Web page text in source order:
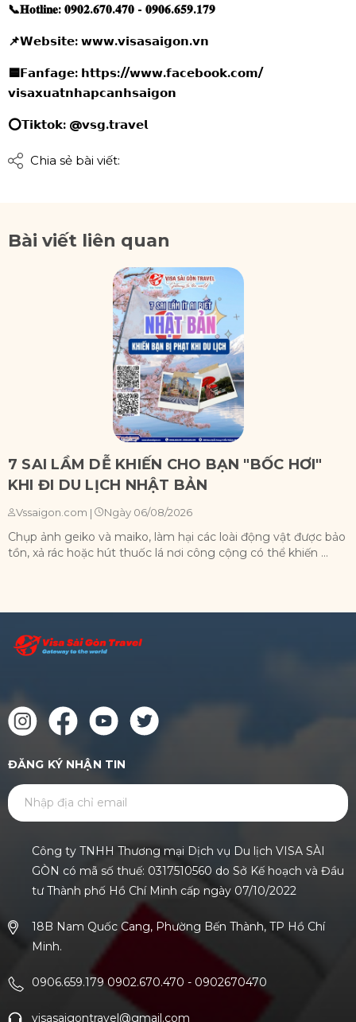
📞𝐇𝐨𝐭𝐥𝐢𝐧𝐞: 𝟎𝟗𝟎𝟐.𝟔𝟕𝟎.𝟒𝟕𝟎 - 𝟎𝟗𝟎𝟔.𝟔𝟓𝟗.𝟏𝟕𝟗
📌𝗪𝗲𝗯𝘀𝗶𝘁𝗲: 𝘄𝘄𝘄.𝘃𝗶𝘀𝗮𝘀𝗮𝗶𝗴𝗼𝗻.𝘃𝗻
🟦𝗙𝗮𝗻𝗳𝗮𝗴𝗲: 𝗵𝘁𝘁𝗽𝘀://𝘄𝘄𝘄.𝗳𝗮𝗰𝗲𝗯𝗼𝗼𝗸.𝗰𝗼𝗺/
𝘃𝗶𝘀𝗮𝘅𝘂𝗮𝘁𝗻𝗵𝗮𝗽𝗰𝗮𝗻𝗵𝘀𝗮𝗶𝗴𝗼𝗻
⭕𝗧𝗶𝗸𝘁𝗼𝗸: @𝘃𝘀𝗴.𝘁𝗿𝗮𝘃𝗲𝗹
Chia sẻ bài viết:
Bài viết liên quan
7 SAI LẦM DỄ KHIẾN CHO BẠN "BỐC HƠI"
KHI ĐI DU LỊCH NHẬT BẢN
Vssaigon.com | Ngày 06/08/2026
Chụp ảnh geiko và maiko, làm hại các loài động vật được bảo
tồn, xả rác hoặc hút thuốc lá nơi công cộng có thể khiến ...
ĐĂNG KÝ NHẬN TIN
Công ty TNHH Thương mại Dịch vụ Du lịch VISA SÀI
GÒN có mã số thuế: 0317510560 do Sở Kế hoạch và Đầu
tư Thành phố Hồ Chí Minh cấp ngày 07/10/2022
18B Nam Quốc Cang, Phường Bến Thành, TP Hồ Chí
Minh.
0906.659.179 0902.670.470 - 0902670470
visasaigontravel@gmail.com